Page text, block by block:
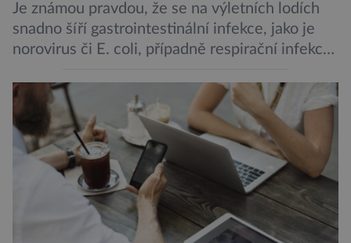
Je známou pravdou, že se na výletních lodích
snadno šíří gastrointestinální infekce, jako je
norovirus či E. coli, případně respirační infekce,
Ovšem slyšet o prvním ohnisku hantaviru na
výletní lodi bylo znepokojivé i pro odborníky.
Zdá se, že nebezpečí bylo prozatím zažehnáno.
Máme se bát nové pandemie? Hantavirus […]